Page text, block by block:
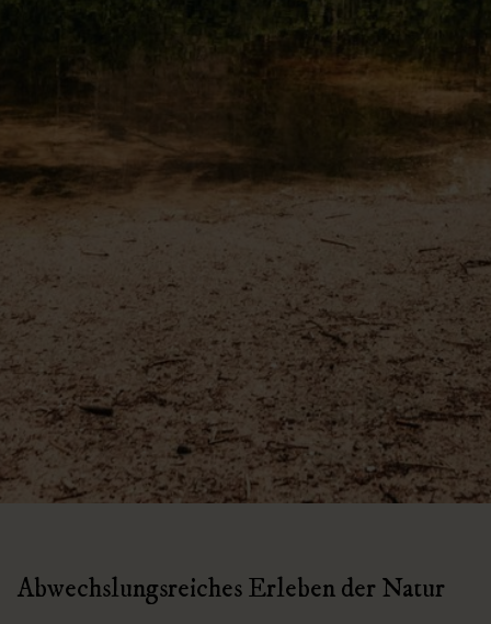
Abwechslungsreiches Erleben der Natur